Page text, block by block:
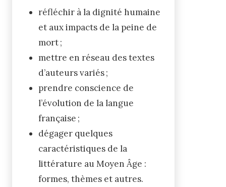
réfléchir à la dignité humaine
et aux impacts de la peine de
mort ;
mettre en réseau des textes
d’auteurs variés ;
prendre conscience de
l’évolution de la langue
française ;
dégager quelques
caractéristiques de la
littérature au Moyen Âge :
formes, thèmes et autres.